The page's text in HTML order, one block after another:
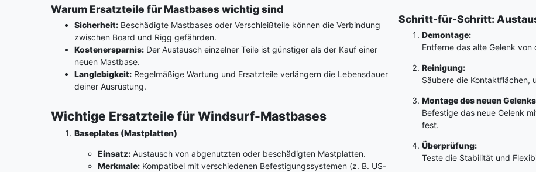
Warum Ersatzteile für Mastbases wichtig sind
Sicherheit: Beschädigte Mastbases oder Verschleißteile können die Verbindung
zwischen Board und Rigg gefährden.
Kostenersparnis: Der Austausch einzelner Teile ist günstiger als der Kauf einer
neuen Mastbase.
Langlebigkeit: Regelmäßige Wartung und Ersatzteile verlängern die Lebensdauer
deiner Ausrüstung.
Wichtige Ersatzteile für Windsurf-Mastbases
Baseplates (Mastplatten)
Einsatz: Austausch von abgenutzten oder beschädigten Mastplatten.
Merkmale: Kompatibel mit verschiedenen Befestigungssystemen (z. B. US-
Schritt-für-Schritt:
Demontage:
Entferne das alte Gelenk
Reinigung:
Säubere die Kontaktflächen,
Montage des neuen
Befestige das neue Gelenk
fest.
Überprüfung:
Teste die Stabilität und